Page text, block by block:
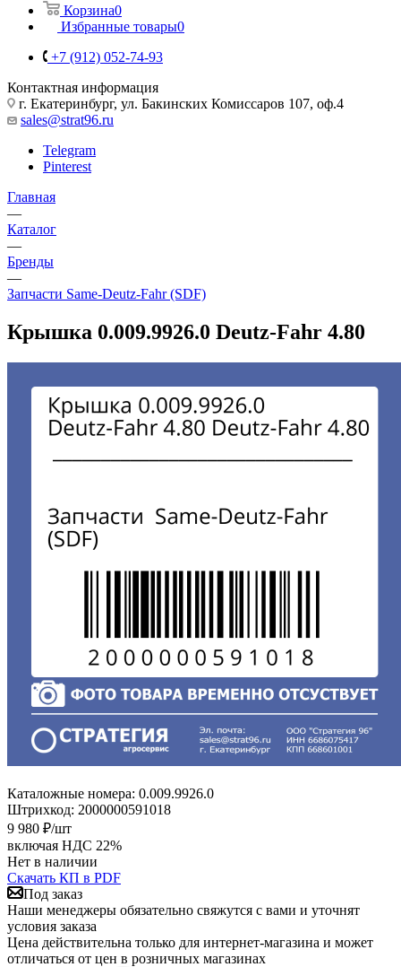
Корзина0
Избранные товары0
+7 (912) 052-74-93
Контактная информация
г. Екатеринбург, ул. Бакинских Комиссаров 107, оф.4
sales@strat96.ru
Telegram
Pinterest
Главная
—
Каталог
—
Бренды
—
Запчасти Same-Deutz-Fahr (SDF)
Крышка 0.009.9926.0 Deutz-Fahr 4.80
Каталожные номера: 0.009.9926.0
Штрихкод: 2000000591018
9 980 ₽/шт
включая НДС 22%
Нет в наличии
Скачать КП в PDF
Под заказ
Наши менеджеры обязательно свяжутся с вами и уточнят
условия заказа
Цена действительна только для интернет-магазина и может
отличаться от цен в розничных магазинах